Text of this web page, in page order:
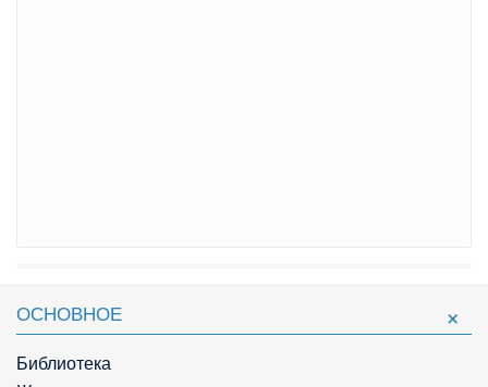
ОСНОВНОЕ
Библиотека